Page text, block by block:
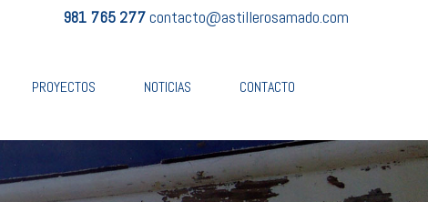
981 765 277contacto@astillerosamado.com
PROYECTOS NOTICIAS CONTACTO